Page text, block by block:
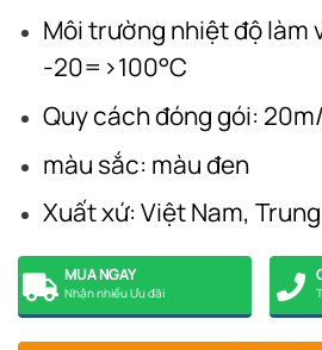
Môi trường nhiệt độ làm
-20=>100°C
Quy cách đóng gói:
màu sắc: màu đen
Xuất xứ: Việt Nam,
MUA NGAY
Nhận nhiều Ưu đãi